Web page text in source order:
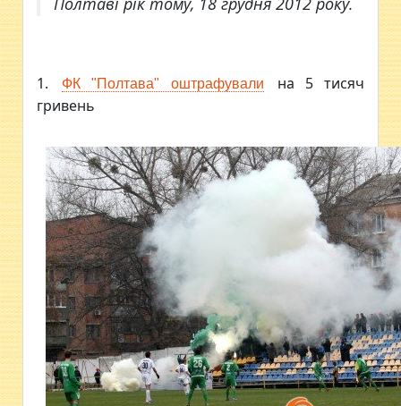
1. ФК "Полтава" оштрафували
на 5 тисяч
гривень